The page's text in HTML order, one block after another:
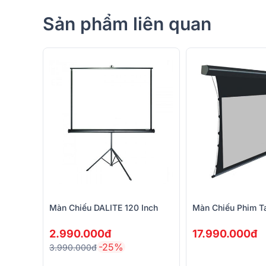
Hộp màn được làm từ nhôm mang đến sự chắc
vậy, chất lượng này làm giảm trọng lượng một cách
dễ dàng hơn.
Sản phẩm liên quan
Màn Chiếu DALITE 120 Inch
2.990.000đ
3.990.000đ -25%
Màn Chiếu Phim
17.990.000đ